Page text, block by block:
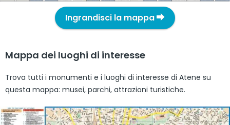
Ingrandisci la mappa
Mappa dei luoghi di interesse
Trova tutti i monumenti e i luoghi di interesse di Atene su
questa mappa: musei, parchi, attrazioni turistiche.